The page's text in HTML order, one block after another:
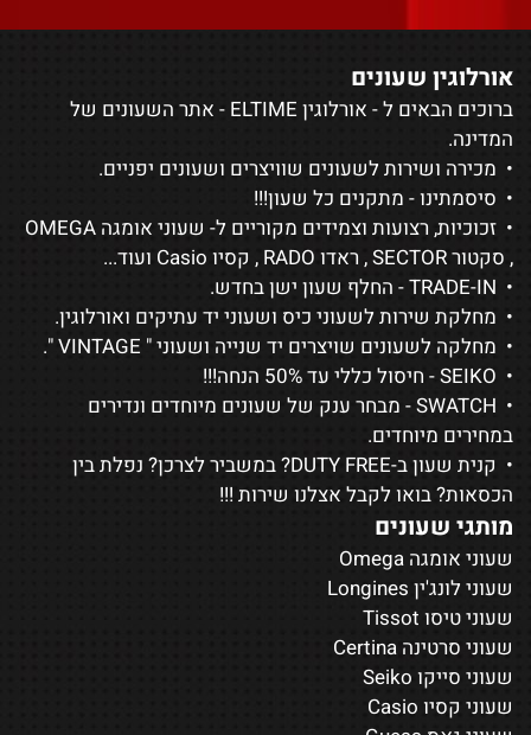
אורלוגין שעונים
ברוכים הבאים ל - אורלוגין ELTIME - אתר השעונים של
המדינה.
• מכירה ושירות לשעונים שוויצרים ושעונים יפניים.
• סיסמתינו - מתקנים כל שעון!!!
• זכוכיות, רצועות וצמידים מקוריים ל- שעוני אומגה OMEGA
, סקטור SECTOR , ראדו RADO , קסיו Casio
ועוד...
• TRADE-IN - החלף שעון ישן בחדש.
• מחלקת שירות לשעוני כיס ושעוני יד עתיקים ואורלוגין.
• מחלקה לשעונים שויצרים יד שנייה ושעוני " VINTAGE
".
•
SEIKO- חיסול כללי עד 50% הנחה!!!
•
SWATCH- מבחר ענק של שעונים מיוחדים ונדירים
במחירים מיוחדים.
• קנית שעון ב-DUTY FREE? במשביר לצרכן? נפלת בין
הכסאות? בואו לקבל אצלנו שירות !!!
מותגי שעונים
שעוני אומגה Omega
שעוני לונג'ין Longines
שעוני טיסו Tissot
שעוני סרטינה Certina
שעוני סייקו Seiko
שעוני קסיו Casio